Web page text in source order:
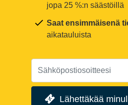
jopa 25 %:n säästöillä
Saat ensimmäisenä
aikatauluista
Lähettäkää